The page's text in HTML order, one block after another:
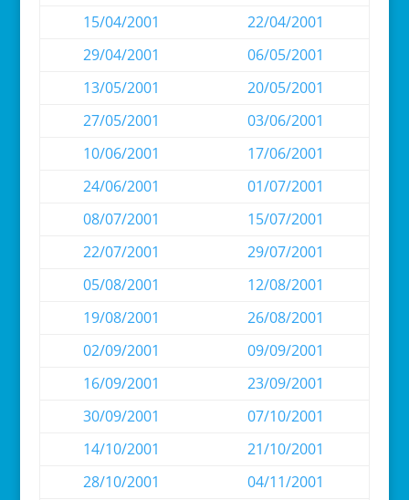
15/04/2001
22/04/2001
29/04/2001
06/05/2001
13/05/2001
20/05/2001
27/05/2001
03/06/2001
10/06/2001
17/06/2001
24/06/2001
01/07/2001
08/07/2001
15/07/2001
22/07/2001
29/07/2001
05/08/2001
12/08/2001
19/08/2001
26/08/2001
02/09/2001
09/09/2001
16/09/2001
23/09/2001
30/09/2001
07/10/2001
14/10/2001
21/10/2001
28/10/2001
04/11/2001